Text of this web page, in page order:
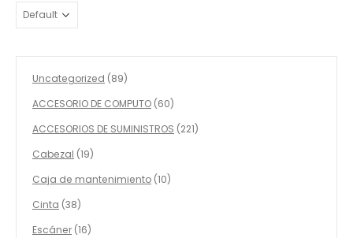
Uncategorized 8989
productos
ACCESORIO DE COMPUTO 6060
productos
ACCESORIOS DE SUMINISTROS 221221
Cabezal 1919
Caja de mantenimiento 1010
Cinta 3838
productos
Escáner 1616